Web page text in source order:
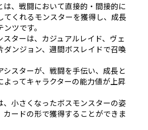
は、戦闘において直接的・間接的に
てくれるモンスターを獲得し、成長
ツです。
スターは、カジュアルレイド、ヴェ
ダンジョン、週間ボスレイドで召喚
シスターが、戦闘を手伝い、成長と
よってキャラクターの能力値が上昇
、小さくなったボスモンスターの姿
カードの形で獲得することができま